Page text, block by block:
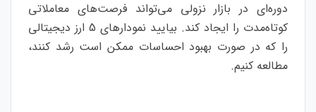
دوره‌ای در بازار نزولی می‌تواند فرصت‌های معاملاتی
کوتاه‌مدت را ایجاد کند. بیایید نمودارهای 5 ارز دیجیتالی
را که در صورت بهبود احساسات ممکن است رشد کنند،
مطالعه کنیم.